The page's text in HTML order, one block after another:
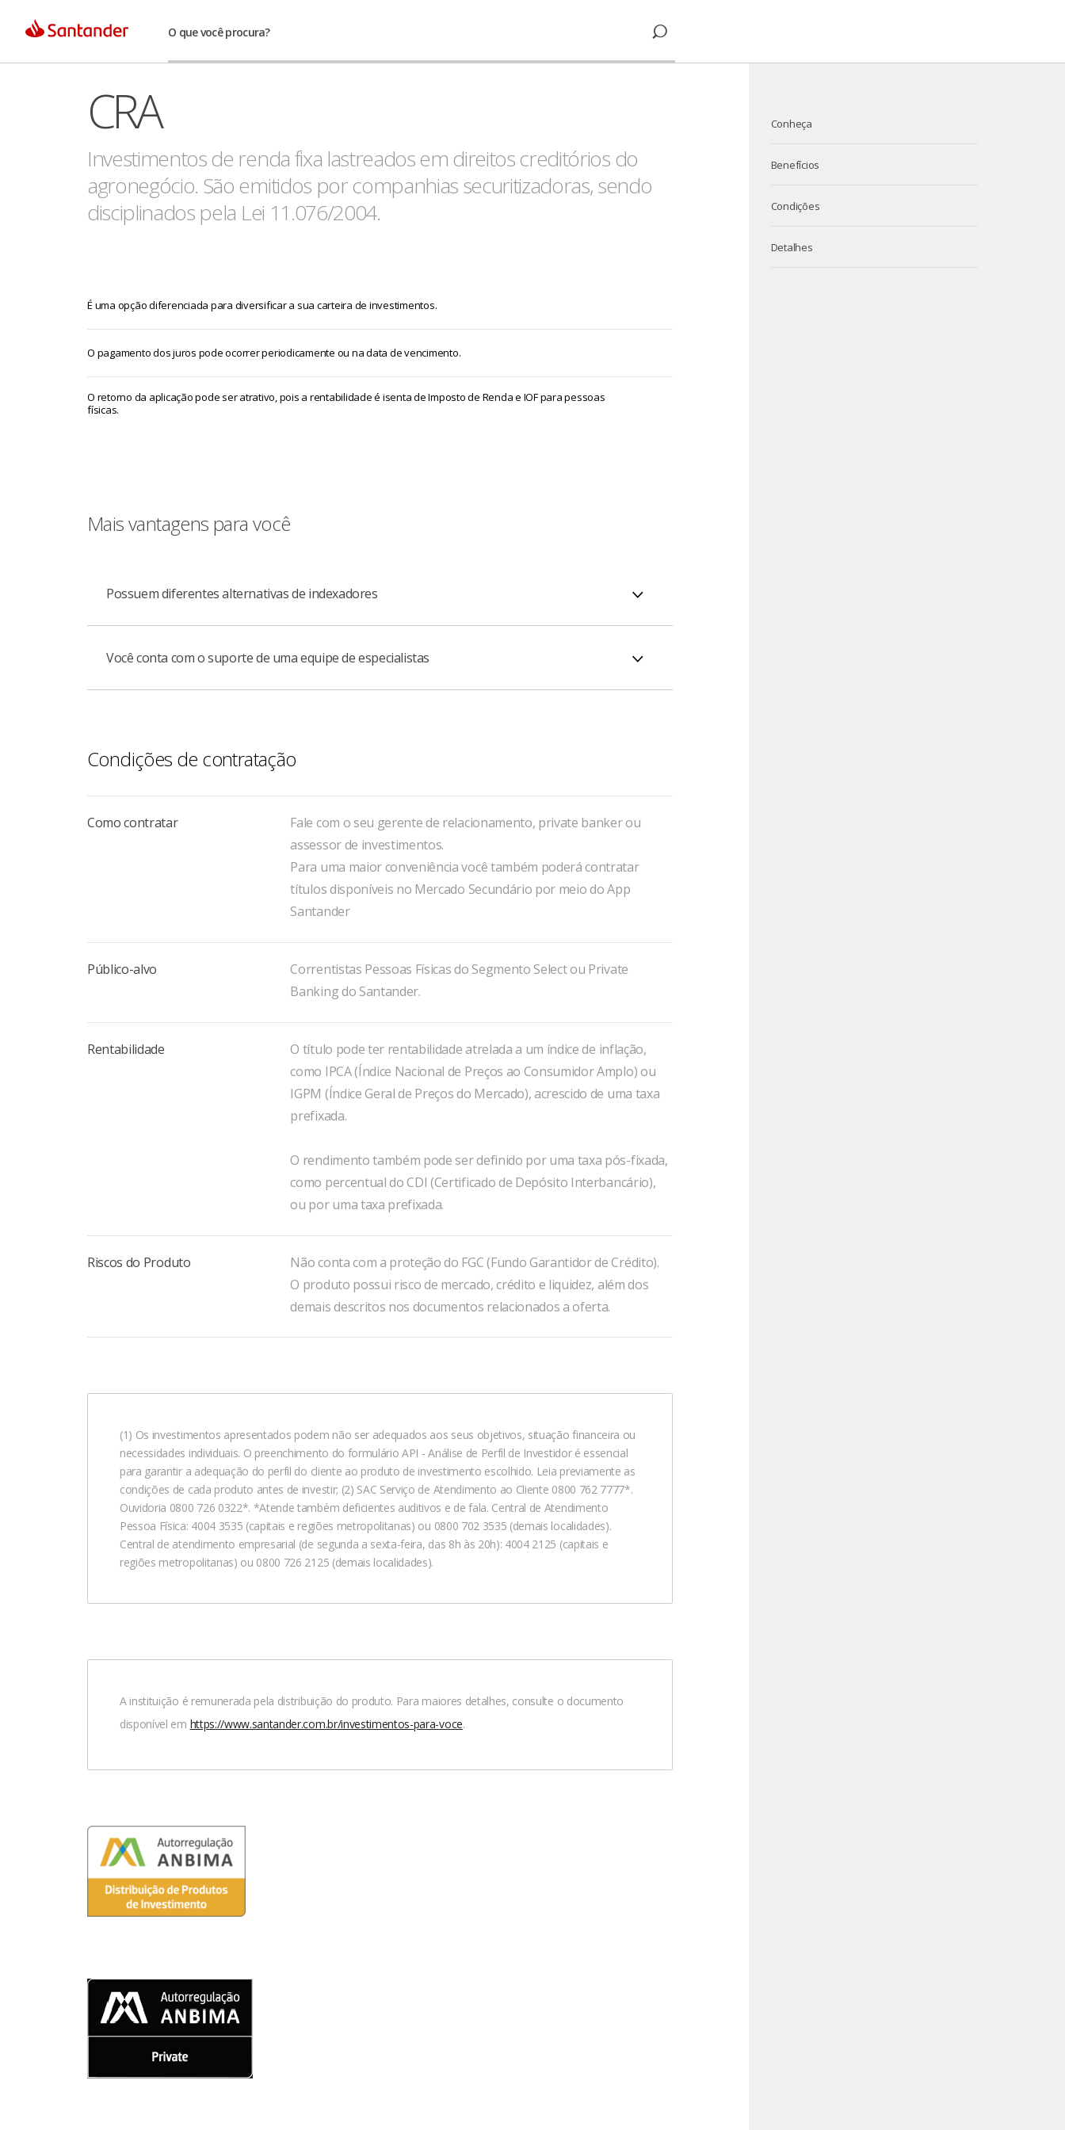
O que você procura?
CRA
Investimentos de renda fixa lastreados em direitos creditórios do
agronegócio. São emitidos por companhias securitizadoras, sendo
disciplinados pela Lei 11.076/2004.
É uma opção diferenciada para diversificar a sua carteira de investimentos.
O pagamento dos juros pode ocorrer periodicamente ou na data de vencimento.
O retorno da aplicação pode ser atrativo, pois a rentabilidade é isenta de Imposto de Renda e IOF para pessoas
físicas.
Mais vantagens para você
Possuem diferentes alternativas de indexadores
O CRA tem diferentes alternativas de indexadores, como índices de preços e taxas pré ou pós-
Você conta com o suporte de uma equipe de especialistas
Condições de contratação
Como contratar
Fale com o seu gerente de relacionamento, private banker ou
assessor de investimentos.
Para uma maior conveniência você também poderá contratar
títulos disponíveis no Mercado Secundário por meio do App
Santander
Público-alvo
Correntistas Pessoas Físicas do Segmento Select ou Private
Banking do Santander.
Rentabilidade
O título pode ter rentabilidade atrelada a um índice de inflação,
como IPCA (Índice Nacional de Preços ao Consumidor Amplo) ou
IGPM (Índice Geral de Preços do Mercado), acrescido de uma taxa
prefixada.
O rendimento também pode ser definido por uma taxa pós-fixada,
como percentual do CDI (Certificado de Depósito Interbancário),
ou por uma taxa prefixada.
Riscos do Produto
Não conta com a proteção do FGC (Fundo Garantidor de Crédito).
O produto possui risco de mercado, crédito e liquidez, além dos
demais descritos nos documentos relacionados a oferta.
(1) Os investimentos apresentados podem não ser adequados aos seus objetivos, situação financeira ou
necessidades individuais. O preenchimento do formulário API - Análise de Perfil de Investidor é essencial
para garantir a adequação do perfil do cliente ao produto de investimento escolhido. Leia previamente as
condições de cada produto antes de investir; (2) SAC Serviço de Atendimento ao Cliente 0800 762 7777*.
Ouvidoria 0800 726 0322*. *Atende também deficientes auditivos e de fala. Central de Atendimento
Pessoa Física: 4004 3535 (capitais e regiões metropolitanas) ou 0800 702 3535 (demais localidades).
Central de atendimento empresarial (de segunda a sexta-feira, das 8h às 20h): 4004 2125 (capitais e
regiões metropolitanas) ou 0800 726 2125 (demais localidades).
A instituição é remunerada pela distribuição do produto. Para maiores detalhes, consulte o documento
disponível em https://www.santander.com.br/investimentos-para-voce.
Conheça
Benefícios
Condições
Detalhes